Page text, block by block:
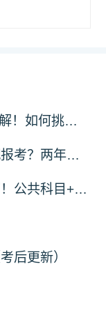
一建考试科目10大实务专业详解！如何挑选？
2026年一建考试科目怎么搭配报考？两年滚动
2026年一建考试科目完整介绍！公共科目+专业科目
后更新）